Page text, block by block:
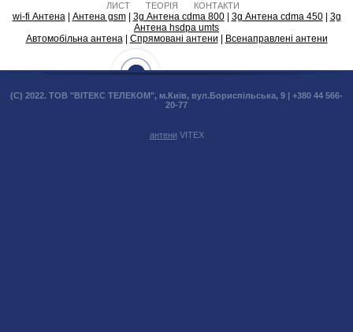
ЛИСТ
ТЕОРІЯ КОНТАКТИ
wi-fi Антена| Антена gsm| 3g Антена cdma 800| 3g Антена cdma 450| 3g
Антена hsdpa umts
Автомобільна антена| Спрямовані антени Всенаправлені антени
(С) 2022. ТОВ "ВІТЕКС ТЕЛЕКОМ", м.Київ, вул.Бориспільська, 9 | +380 44 566-
20-77
антени VITEX